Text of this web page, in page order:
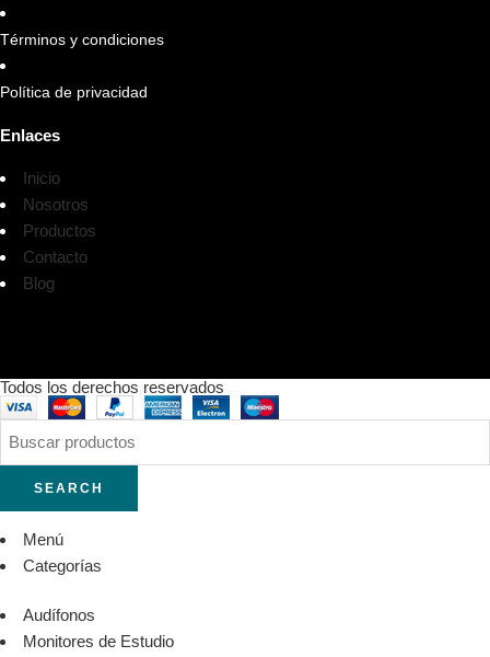
Términos y condiciones
Política de privacidad
Enlaces
Inicio
Nosotros
Productos
Contacto
Blog
Todos los derechos reservados
SEARCH
Menú
Categorías
Audífonos
Monitores de Estudio